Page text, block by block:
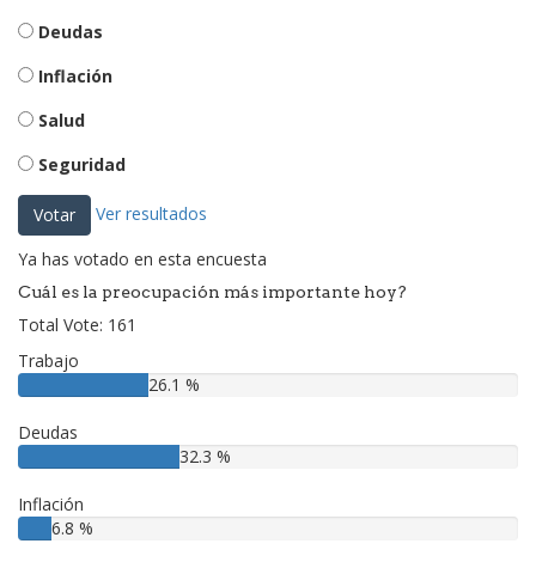
Deudas
Inflación
Salud
Seguridad
Votar Ver resultados
Ya has votado en esta encuesta
Cuál es la preocupación más importante hoy?
Total Vote: 161
Trabajo
26.1 %
Deudas
32.3 %
Inflación
6.8 %